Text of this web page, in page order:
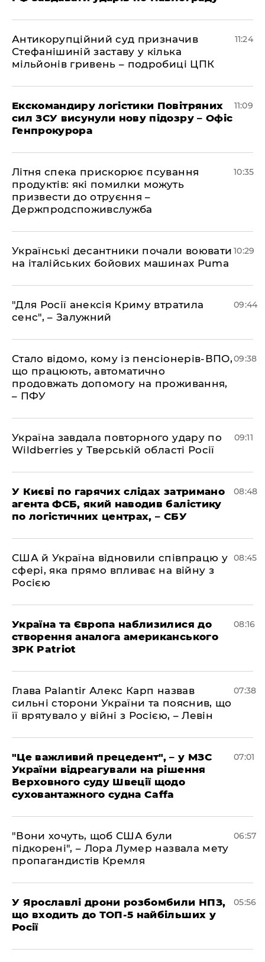
Антикорупційний суд призначив
Стефанішиній заставу у кілька
мільйонів гривень – подробиці ЦПК
11:24
Екскомандиру логістики Повітряних
сил ЗСУ висунули нову підозру – Офіс
Генпрокурора
11:09
Літня спека прискорює псування
продуктів: які помилки можуть
призвести до отруєння –
Держпродспоживслужба
10:35
Українські десантники почали воювати
на італійських бойових машинах Puma
10:29
"Для Росії анексія Криму втратила
сенс", – Залужний
09:44
Стало відомо, кому із пенсіонерів-ВПО,
що працюють, автоматично
продовжать допомогу на проживання,
– ПФУ
09:38
Україна завдала повторного удару по
Wildberries у Тверській області Росії
09:11
У Києві по гарячих слідах затримано
агента ФСБ, який наводив балістику
по логістичних центрах, – СБУ
08:48
США й Україна відновили співпрацю у
сфері, яка прямо впливає на війну з
Росією
08:45
Україна та Європа наблизилися до
створення аналога американського
ЗРК Patriot
08:16
Глава Palantir Алекс Карп назвав
сильні сторони України та пояснив, що
її врятувало у війні з Росією, – Левін
07:38
"Це важливий прецедент", – у МЗС
України відреагували на рішення
Верховного суду Швеції щодо
суховантажного судна Caffa
07:01
"Вони хочуть, щоб США були
підкорені", – Лора Лумер назвала мету
пропагандистів Кремля
06:57
У Ярославлі дрони розбомбили НПЗ,
що входить до ТОП-5 найбільших у
Росії
05:56